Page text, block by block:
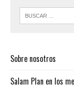
Sobre nosotros
Salam Plan en los